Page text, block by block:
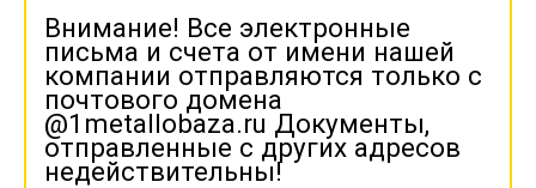
Внимание! Все электронные
письма и счета от имени нашей
компании отправляются только с
почтового домена
@1metallobaza.ru Документы,
отправленные с других адресов
недействительны!